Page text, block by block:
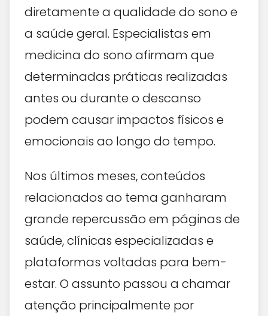
diretamente a qualidade do sono e
a saúde geral. Especialistas em
medicina do sono afirmam que
determinadas práticas realizadas
antes ou durante o descanso
podem causar impactos físicos e
emocionais ao longo do tempo.
Nos últimos meses, conteúdos
relacionados ao tema ganharam
grande repercussão em páginas de
saúde, clínicas especializadas e
plataformas voltadas para bem-
estar. O assunto passou a chamar
atenção principalmente por